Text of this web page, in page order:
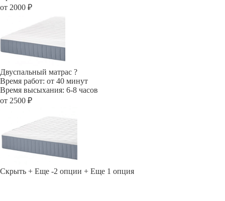
от 2000 ₽
Двуспальный матрас ?
Время работ: от 40 минут
Время высыхания: 6-8 часов
от 2500 ₽
Скрыть + Еще -2 опции + Еще 1 опция